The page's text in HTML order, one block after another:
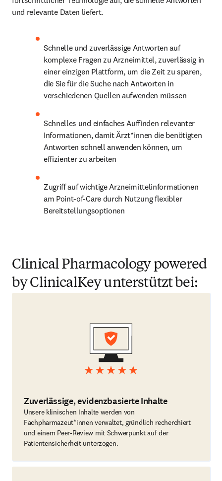
und relevante Daten liefert.
Schnelle und zuverlässige Antworten auf
komplexe Fragen zu Arzneimittel, zuverlässig in
einer einzigen Plattform, um die Zeit zu sparen,
die Sie für die Suche nach Antworten in
verschiedenen Quellen aufwenden müssen
Schnelles und einfaches Auffinden relevanter
Informationen, damit Ärzt*innen die benötigten
Antworten schnell anwenden können, um
effizienter zu arbeiten
Zugriff auf wichtige Arzneimittelinformationen
am Point-of-Care durch Nutzung flexibler
Bereitstellungsoptionen
Clinical Pharmacology powered
by ClinicalKey unterstützt bei:
Zuverlässige, evidenzbasierte Inhalte
Unsere klinischen Inhalte werden von
Fachpharmazeut*innen verwaltet, gründlich recherchiert
und einem Peer-Review mit Schwerpunkt auf der
Patientensicherheit unterzogen.